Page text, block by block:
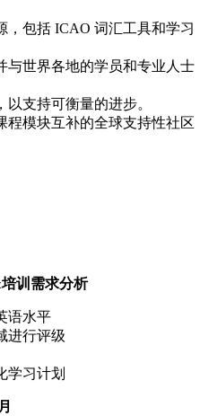
，包括 ICAO 词汇工具和学习
与世界各地的学员和专业人士
支持可衡量的进步。
程模块互补的全球支持性社区
训需求分析
语水平
进行评级
学习计划